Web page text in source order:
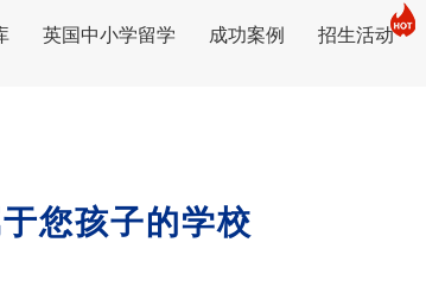
英国中小学留学 成功案例 招生活动
您孩子的学校